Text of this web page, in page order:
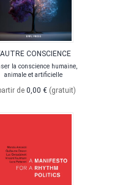
CONSCIENCE
la conscience humaine,
animale et artificielle
de 0,00 € (gratuit)